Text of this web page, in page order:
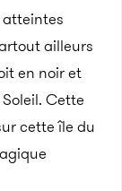
atteintes
ailleurs
en noir et
Cette
cette île du